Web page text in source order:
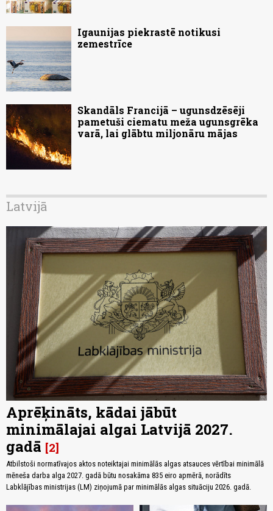
Igaunijas piekrastē notikusi
zemestrīce
Skandāls Francijā – ugunsdzēsēji
pametuši ciematu meža ugunsgrēka
varā, lai glābtu miljonāru mājas
Latvijā
Aprēķināts, kādai jābūt
minimālajai algai Latvijā 2027.
gadā 2
Atbilstoši normatīvajos aktos noteiktajai minimālās algas atsauces vērtībai minimālā
mēneša darba alga 2027. gadā būtu nosakāma 835 eiro apmērā, norādīts
Labklājības ministrijas (LM) ziņojumā par minimālās algas situāciju 2026. gadā.